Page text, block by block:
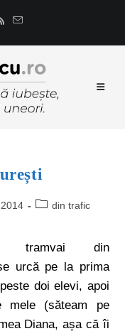
din trafic
tramvai din
urcă pe la prima
doi elevi, apoi
mele (săteam pe
Diana, așa că îi